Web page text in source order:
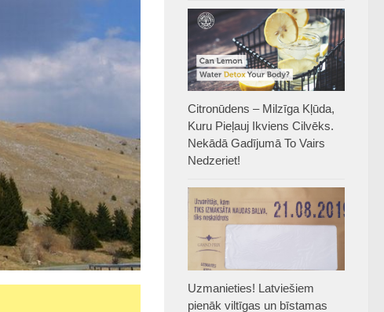
Citronūdens – Milzīga Kļūda,
Kuru Pieļauj Ikviens Cilvēks.
Nekādā Gadījumā To Vairs
Nedzeriet!
Uzmanieties! Latviešiem
pienāk viltīgas un bīstamas